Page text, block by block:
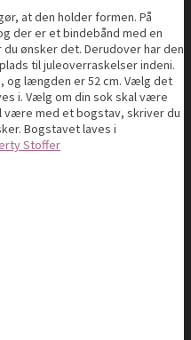
at den holder formen. På
der er et bindebånd med en
ønsker det. Derudover har den
til juleoverraskelser indeni.
og længden er 52 cm. Vælg det
i. Vælg om din sok skal være
være med et bogstav, skriver du
Bogstavet laves i
Stoffer